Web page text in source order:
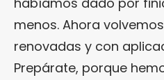
menos. Ahora
renovadas y con
Prepárate, porque